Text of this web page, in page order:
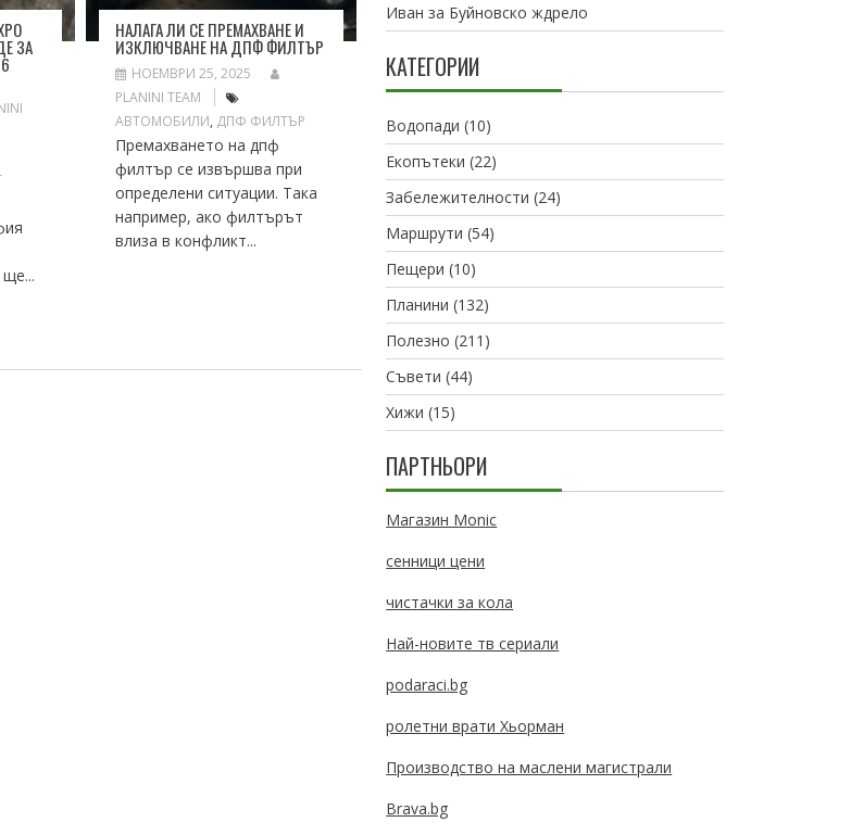
ЗА
НАЛАГА ЛИ СЕ ПРЕМАХВАНЕ И
ИЗКЛЮЧВАНЕ НА ДПФ ФИЛТЪР
НОЕМВРИ 25, 2025
PLANINI TEAM
АВТОМОБИЛИ, ДПФ ФИЛТЪР
Премахването на дпф
филтър се извършва при
определени ситуации. Така
например, ако филтърът
влиза в конфликт...
Иван за Буйновско ждрело
КАТЕГОРИИ
Водопади (10)
Екопътеки (22)
Забележителности (24)
Маршрути (54)
Пещери (10)
Планини (132)
Полезно (211)
Съвети (44)
Хижи (15)
ПАРТНЬОРИ
Магазин Monic
сенници цени
чистачки за кола
Най-новите тв сериали
podaraci.bg
ролетни врати Хьорман
Производство на маслени магистрали
Brava.bg